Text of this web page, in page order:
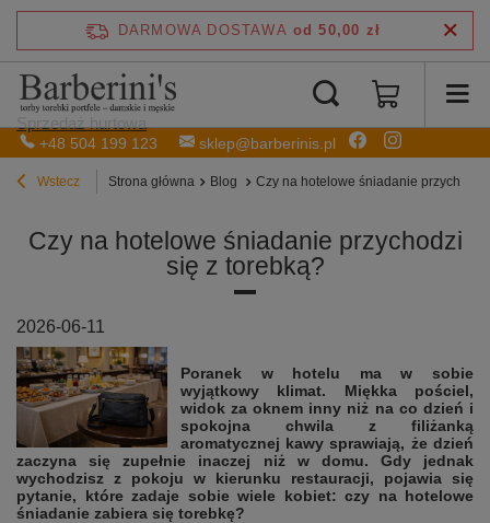
+48 504 199 123 sklep@barberinis.pl
DARMOWA DOSTAWA od 50,00 zł
Wstecz Strona główna Blog Czy na hotelowe śniadanie przychodzi
Czy na hotelowe śniadanie przychodzi
się z torebką?
2026-06-11
Poranek w hotelu ma w sobie
wyjątkowy klimat. Miękka pościel,
widok za oknem inny niż na co dzień i
spokojna chwila z filiżanką
aromatycznej kawy sprawiają, że dzień
zaczyna się zupełnie inaczej niż w domu. Gdy jednak
wychodzisz z pokoju w kierunku restauracji, pojawia się
pytanie, które zadaje sobie wiele kobiet: czy na hotelowe
śniadanie zabiera się torebkę?
Sprzedaż hurtowa